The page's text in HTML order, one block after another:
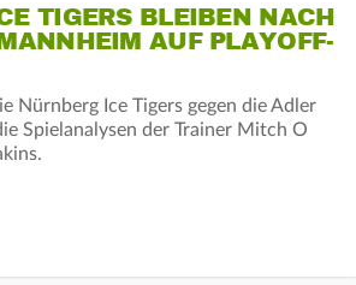
TIGERS BLEIBEN NACH
AUF PLAYOFF-
Nürnberg Ice Tigers gegen die Adler
Spielanalysen der Trainer Mitch O